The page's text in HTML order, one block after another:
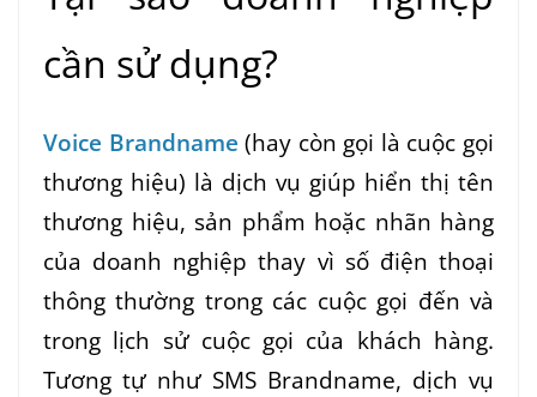
cần sử dụng?
Voice Brandname (hay còn gọi là cuộc gọi
thương hiệu) là dịch vụ giúp hiển thị tên
thương hiệu, sản phẩm hoặc nhãn hàng
của doanh nghiệp thay vì số điện thoại
thông thường trong các cuộc gọi đến và
trong lịch sử cuộc gọi của khách hàng.
Tương tự như SMS Brandname, dịch vụ